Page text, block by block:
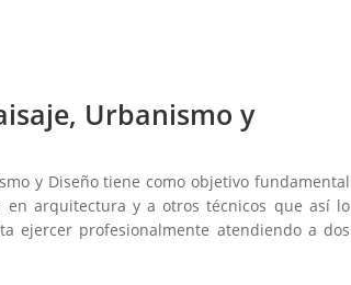
Urbanismo y
y Diseño tiene como objetivo fundamental
arquitectura y a otros técnicos que así lo
ejercer profesionalmente atendiendo a dos